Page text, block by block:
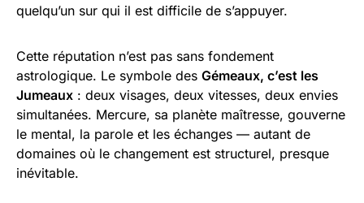
quelqu’un sur qui il est difficile de s’appuyer.
Cette réputation n’est pas sans fondement
astrologique. Le symbole des Gémeaux, c’est les
Jumeaux : deux visages, deux vitesses, deux envies
simultanées. Mercure, sa planète maîtresse, gouverne
le mental, la parole et les échanges — autant de
domaines où le changement est structurel, presque
inévitable.